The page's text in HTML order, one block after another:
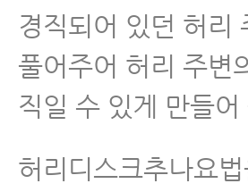
경직되어 있던 허리
풀어주어 허리 주변
직일 수 있게 만들어
허리디스크추나요